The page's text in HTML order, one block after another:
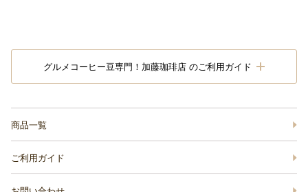
グルメコーヒー豆専門！加藤珈琲店 のご利用ガイド
商品一覧
ご利用ガイド